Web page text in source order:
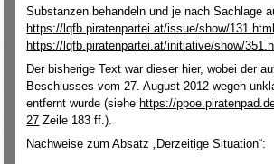
Substanzen behandeln und je nach Sachlage
https://lqfb.piratenpartei.at/issue/show/131.html
https://lqfb.piratenpartei.at/initiative/show/
Der bisherige Text war dieser hier, wobei der
Beschlusses vom 27. August 2012 wegen
entfernt wurde (siehehttps://
27 Zeile 183 ff.).
Nachweise zum Absatz „Derzeitige Situation“: